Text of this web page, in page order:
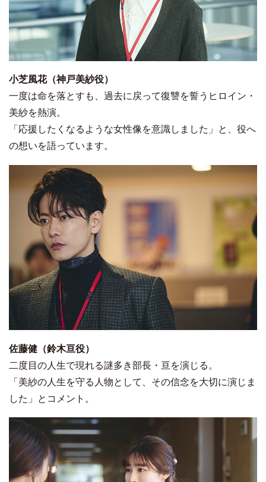
小芝風花（神戸美紗役）
一度は命を落とすも、過去に戻って復讐を誓うヒロイン・
美紗を熱演。
「応援したくなるような女性像を意識しました」と、役へ
の想いを語っています。
佐藤健（鈴木亘役）
二度目の人生で現れる謎多き部長・亘を演じる。
「美紗の人生を守る人物として、その信念を大切に演じま
した」とコメント。